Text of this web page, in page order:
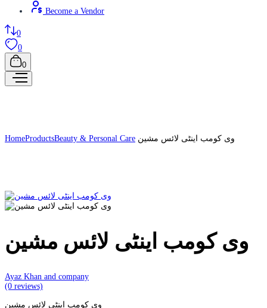
Become a Vendor
0
0
0
HomeProductsBeauty & Personal Care وی کومب اینٹی لائس مشین
وی کومب اینٹی لائس مشین
Ayaz Khan and company
(0 reviews)
وی کومب اینٹی لائس مشین